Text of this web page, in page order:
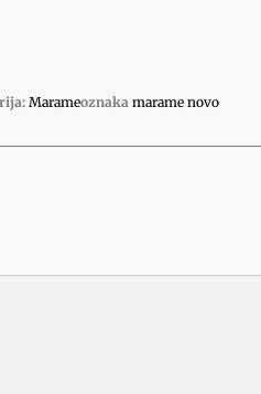
Marameoznakamarame novo